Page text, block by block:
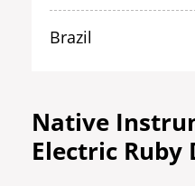
Brazil
Native
Electric Ruby